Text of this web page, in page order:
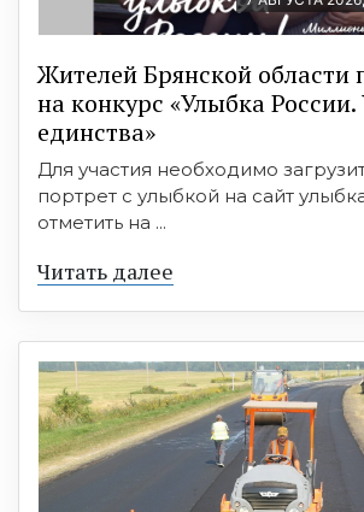
Жителей Брянской области
на конкурс «Улыбка
единства»
Для участия необходимо
портрет с улыбкой на сайт
отметить на ...
Читать далее